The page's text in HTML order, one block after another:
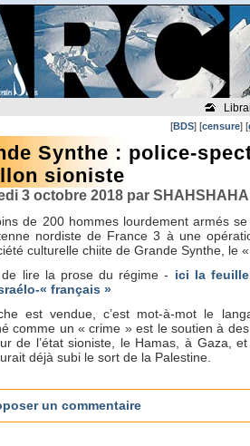
[BDS] [censure] [
Synthe : police-
sioniste
3 octobre 2018 par
de 200 hommes lourdement armés
nordiste de France 3 à une
culturelle chiite de Grande Synthe, le
lire la prose du régime - ici la feuille
« français »
est vendue, c’est mot-à-mot le
comme un « crime » est le soutien à
de l’état sioniste, le Hamas, à Gaza,
déjà subi le sort de la Palestine.
un commentaire